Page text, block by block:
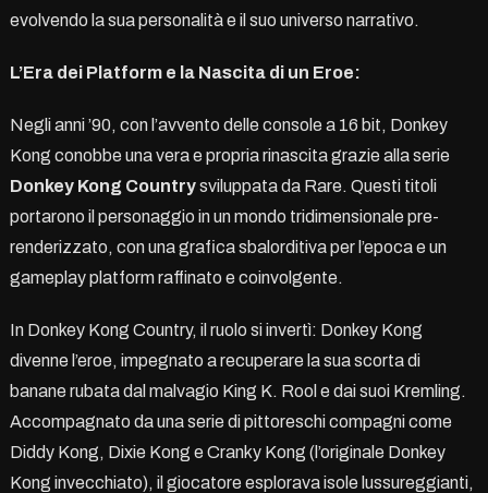
evolvendo la sua personalità e il suo universo narrativo.
L’Era dei Platform e la Nascita di un Eroe:
Negli anni ’90, con l’avvento delle console a 16 bit, Donkey
Kong conobbe una vera e propria rinascita grazie alla serie
Donkey Kong Countrysviluppata da Rare. Questi titoli
portarono il personaggio in un mondo tridimensionale pre-
renderizzato, con una grafica sbalorditiva per l’epoca e un
gameplay platform raffinato e coinvolgente.
In Donkey Kong Country, il ruolo si invertì: Donkey Kong
divenne l’eroe, impegnato a recuperare la sua scorta di
banane rubata dal malvagio King K. Rool e dai suoi Kremling.
Accompagnato da una serie di pittoreschi compagni come
Diddy Kong, Dixie Kong e Cranky Kong (l’originale Donkey
Kong invecchiato), il giocatore esplorava isole lussureggianti,